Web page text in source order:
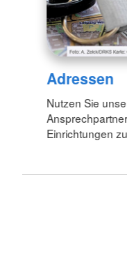
Adressen
Nutzen Sie
Einrichtungen